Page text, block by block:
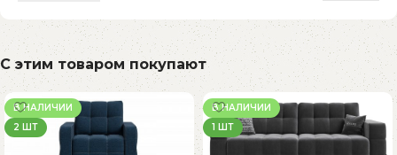
С этим товаром покупают
В НАЛИЧИИ
2 ШТ
В НАЛИЧИИ
1 ШТ